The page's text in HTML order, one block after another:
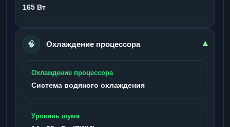
165 Вт
🧠 Охлаждение процессора ▾
Охлаждение процессора
Система водяного охлаждения
Уровень шума